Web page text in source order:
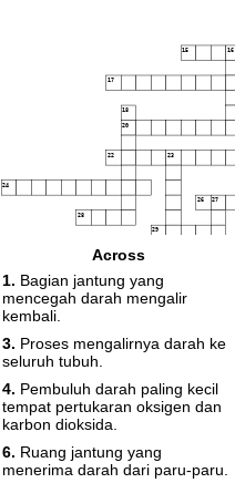
15 16
17
18
20
22 23
24
26 27
28
29
Across
1. Bagian jantung yang
mencegah darah mengalir
kembali.
3. Proses mengalirnya darah ke
seluruh tubuh.
4. Pembuluh darah paling kecil
tempat pertukaran oksigen dan
karbon dioksida.
6. Ruang jantung yang
menerima darah dari paru-paru.